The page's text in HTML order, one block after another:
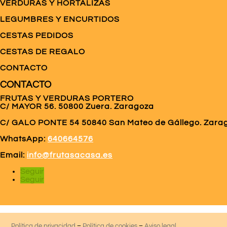
VERDURAS Y HORTALIZAS
LEGUMBRES Y ENCURTIDOS
CESTAS PEDIDOS
CESTAS DE REGALO
CONTACTO
CONTACTO
FRUTAS Y VERDURAS PORTERO
C/ MAYOR 56. 50800 Zuera. Zaragoza
C/ GALO PONTE 54 50840 San Mateo de Gállego.
WhatsApp: 640664576
Email: info@frutasacasa.es
Seguir
Seguir